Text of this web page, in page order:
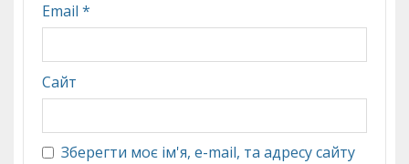
Email *
Сайт
Зберегти моє ім'я, e-mail, та адресу сайту